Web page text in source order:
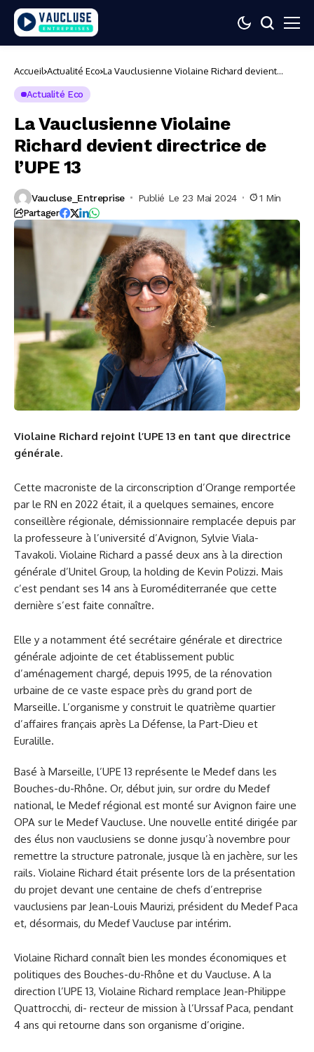
Accueil Actualité Eco La Vauclusienne Violaine Richard devient
Actualité Eco
La Vauclusienne Violaine
Richard devient directrice de
l’UPE 13
Vaucluse_Entreprise Publié Le 23 Mai 2024 1 Min
Partager
Violaine Richard rejoint l’UPE 13 en tant que directrice
générale.
Cette macroniste de la circonscription d’Orange remportée
par le RN en 2022 était, il a quelques semaines, encore
conseillère régionale, démissionnaire remplacée depuis par
la professeure à l’université d’Avignon, Sylvie Viala-
Tavakoli. Violaine Richard a passé deux ans à la direction
générale d’Unitel Group, la holding de Kevin Polizzi. Mais
c’est pendant ses 14 ans à Euroméditerranée que cette
dernière s’est faite connaître.
Elle y a notamment été secrétaire générale et directrice
générale adjointe de cet établissement public
d’aménagement chargé, depuis 1995, de la rénovation
urbaine de ce vaste espace près du grand port de
Marseille. L’organisme y construit le quatrième quartier
d’affaires français après La Défense, la Part-Dieu et
Euralille.
Basé à Marseille, l’UPE 13 représente le Medef dans les
Bouches-du-Rhône. Or, début juin, sur ordre du Medef
national, le Medef régional est monté sur Avignon faire une
OPA sur le Medef Vaucluse. Une nouvelle entité dirigée par
des élus non vauclusiens se donne jusqu’à novembre pour
remettre la structure patronale, jusque là en jachère, sur les
rails. Violaine Richard était présente lors de la présentation
du projet devant une centaine de chefs d’entreprise
vauclusiens par Jean-Louis Maurizi, président du Medef Paca
et, désormais, du Medef Vaucluse par intérim.
Violaine Richard connaît bien les mondes économiques et
politiques des Bouches-du-Rhône et du Vaucluse. A la
direction l’UPE 13, Violaine Richard remplace Jean-Philippe
Quattrocchi, di- recteur de mission à l’Urssaf Paca, pendant
4 ans qui retourne dans son organisme d’origine.